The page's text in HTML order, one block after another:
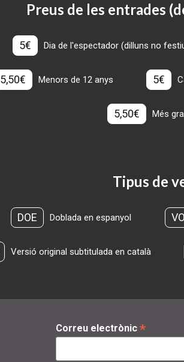
Preus de les entrades
5€ Dia de l'espectador (dilluns no
5,50€ Menors de 12 anys 5€
5,50€ Més
Tipus de
DOE Doblada en espanyol
Versió original subtitulada en català
Correu electrònic *